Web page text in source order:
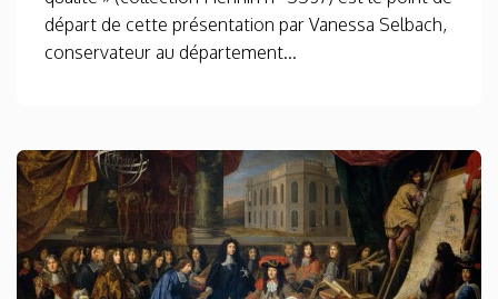
départ de cette présentation par Vanessa Selbach,
conservateur au département...